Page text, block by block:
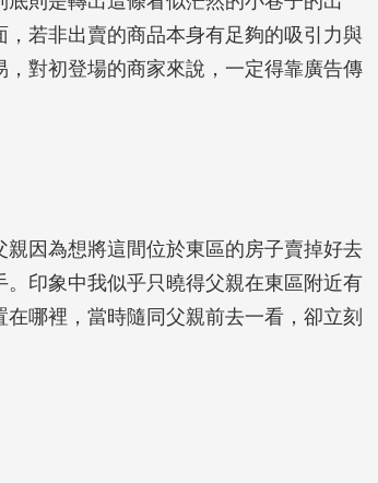
若非出賣的商品本身有足夠的吸引力與
對初登場的商家來說，一定得靠廣告傳
因為想將這間位於東區的房子賣掉好去
印象中我似乎只曉得父親在東區附近有
哪裡，當時隨同父親前去一看，卻立刻